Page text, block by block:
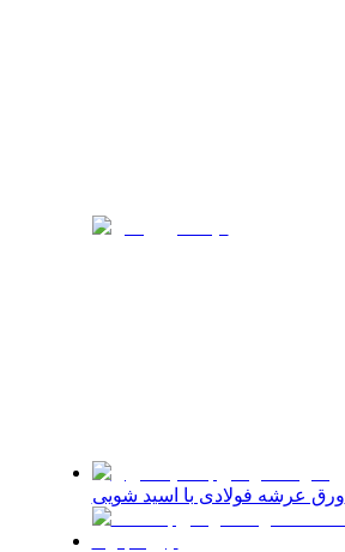
ورق عرشه فولادی با اسید شویی